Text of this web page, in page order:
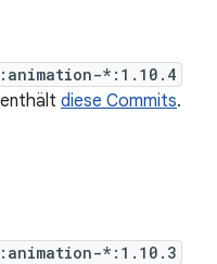
*:1.10.4
diese Commits.
*:1.10.3